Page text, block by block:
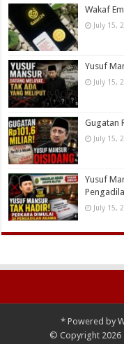
Wakaf
July 15,
Yusuf
July 15,
Gugatan
July 15,
Yusuf
July 15,
*Powered by
© Copyright 2026